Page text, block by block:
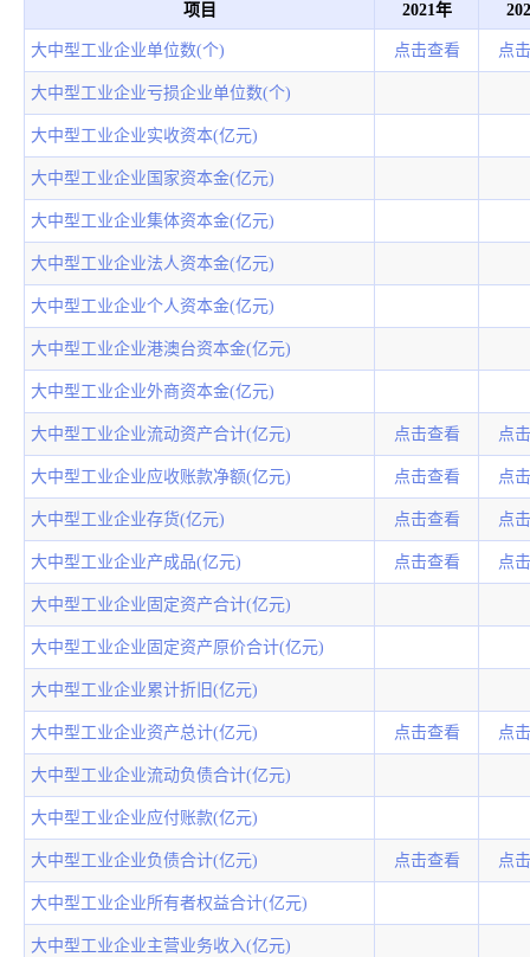
项目 2021年
大中型工业企业单位数(个) 点击查看 点
大中型工业企业亏损企业单位数(个)
大中型工业企业实收资本(亿元)
大中型工业企业国家资本金(亿元)
大中型工业企业集体资本金(亿元)
大中型工业企业法人资本金(亿元)
大中型工业企业个人资本金(亿元)
大中型工业企业港澳台资本金(亿元)
大中型工业企业外商资本金(亿元)
大中型工业企业流动资产合计(亿元) 点击查看 点
大中型工业企业应收账款净额(亿元) 点击查看 点
大中型工业企业存货(亿元) 点击查看 点
大中型工业企业产成品(亿元) 点击查看 点
大中型工业企业固定资产合计(亿元)
大中型工业企业固定资产原价合计(亿元)
大中型工业企业累计折旧(亿元)
大中型工业企业资产总计(亿元) 点击查看 点
大中型工业企业流动负债合计(亿元)
大中型工业企业应付账款(亿元)
大中型工业企业负债合计(亿元) 点击查看 点
大中型工业企业所有者权益合计(亿元)
大中型工业企业主营业务收入(亿元)